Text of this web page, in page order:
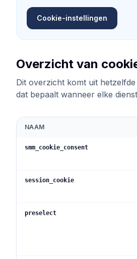
Telegram abonnees kopen
Telegrammen kopen
Tiktok volgers kopen
Kopen Tiktok houdt
Tiktok live beelden kopen
Twitter volgers kopen
Kopen Twitter likes
Cookie-instellingen
Overzicht van
Dit overzicht komt uit
dat bepaalt wanneer elke
NAAM
smm_cookie_consent
session_cookie
preselect